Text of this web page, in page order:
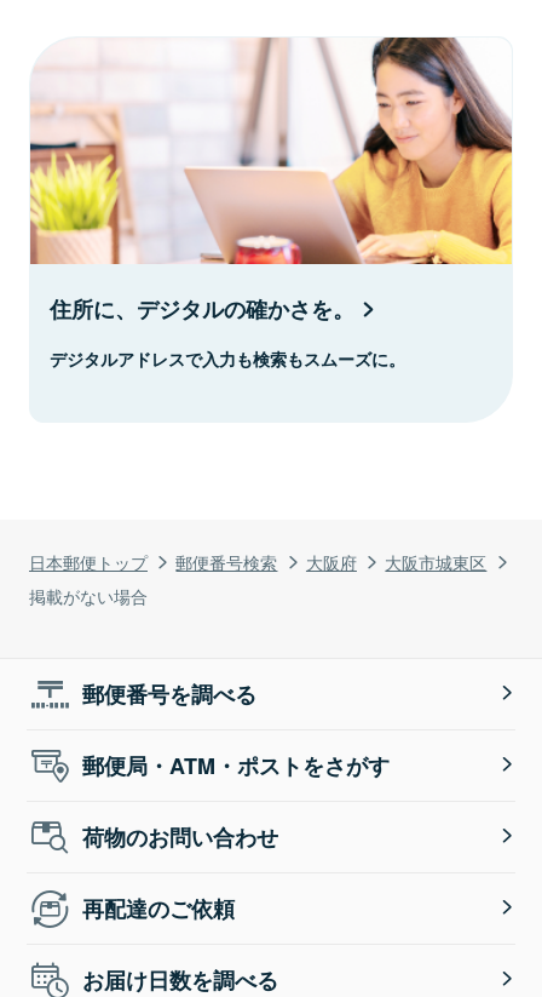
日本郵便トップ 郵便番号検索 大阪府
大阪市城東区
掲載がない場合
住所に、デジタルの確かさを。
デジタルアドレスで入力も検索もスムーズに。
郵便番号を調べる
郵便局・ATM・ポストをさがす
荷物のお問い合わせ
再配達のご依頼
お届け日数を調べる